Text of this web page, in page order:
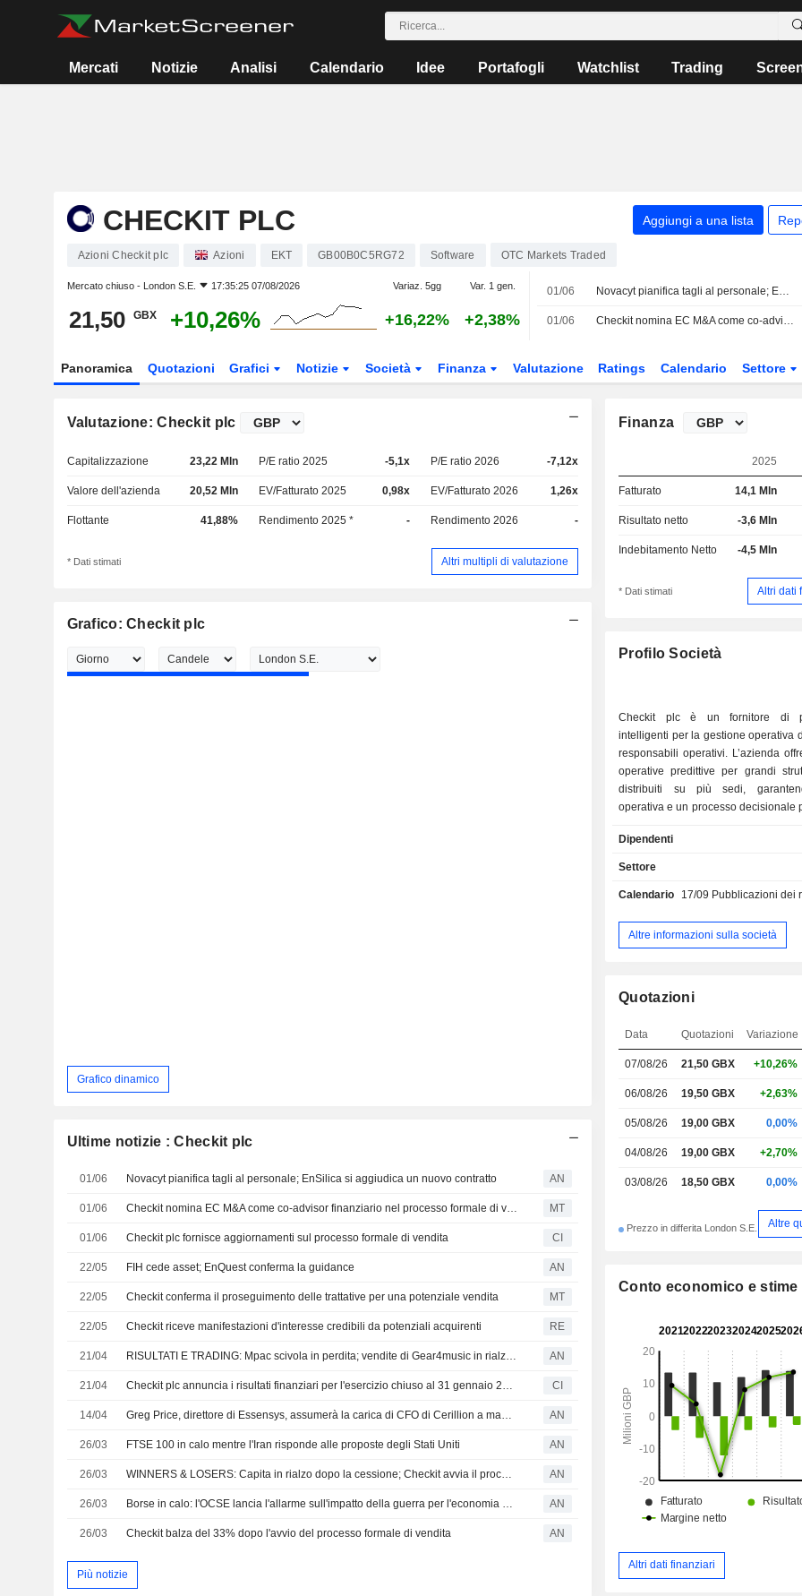
Mercati Notizie Analisi Calendario Idee Portafogli Watchlist Trading
CHECKIT PLC Aggiungi a una lista
Azioni Checkit plc Azioni EKT GB00B0C5RG72 Software OTC Markets Traded
Mercato chiuso - London S.E. 17:35:25 07/08/2026 Variaz. 5gg Var. 1 gen.
21,50 GBX +10,26% +16,22% +2,38%
01/06 Novacyt pianifica tagli al personale; EnSilica si aggiudica un nuovo contratto
01/06 Checkit nomina EC M&A come co-advisor finanziario nel processo formale di vendita
Panoramica Quotazioni Grafici Notizie Società Finanza Valutazione Ratings Calendario Settore
Valutazione: Checkit plc
Capitalizzazione 23,22 Mln P/E ratio 2025 -5,1x P/E ratio 2026 -7,12x
Valore dell'azienda 20,52 Mln EV/Fatturato 2025 0,98x EV/Fatturato 2026 1,26x
Flottante 41,88% Rendimento 2025 * - Rendimento 2026 -
* Dati stimati Altri multipli di valutazione
Grafico: Checkit plc
Grafico dinamico
Ultime notizie : Checkit plc
01/06 Novacyt pianifica tagli al personale; EnSilica si aggiudica un nuovo contratto AN
01/06 Checkit nomina EC M&A come co-advisor finanziario nel processo formale di vendita MT
01/06 Checkit plc fornisce aggiornamenti sul processo formale di vendita CI
22/05 FIH cede asset; EnQuest conferma la guidance AN
22/05 Checkit conferma il proseguimento delle trattative per una potenziale vendita MT
22/05 Checkit riceve manifestazioni d'interesse credibili da potenziali acquirenti RE
21/04 RISULTATI E TRADING: Mpac scivola in perdita; vendite di Gear4music in rialzo del 30% AN
21/04 Checkit plc annuncia i risultati finanziari per l'esercizio chiuso al 31 gennaio 2026 CI
14/04 Greg Price, direttore di Essensys, assumerà la carica di CFO di Cerillion a maggio AN
26/03 FTSE 100 in calo mentre l'Iran risponde alle proposte degli Stati Uniti AN
26/03 WINNERS & LOSERS: Capita in rialzo dopo la cessione; Checkit avvia il processo di vendita AN
26/03 Borse in calo: l'OCSE lancia l'allarme sull'impatto della guerra per l'economia britannica AN
26/03 Checkit balza del 33% dopo l'avvio del processo formale di vendita AN
Più notizie
Finanza
2025
Fatturato 14,1 Mln
Risultato netto -3,6 Mln
Indebitamento Netto -4,5 Mln
* Dati stimati Altri dati
Profilo Società
Checkit plc è un fornitore di
intelligenti per la gestione operativa
responsabili operativi. L’azienda
operative predittive per grandi
distribuiti su più sedi,
operativa e un processo decisionale
dimensioni, complesse e
attività principali comprendono la
lavoro, il monitoraggio
servizi basati sull’analisi
modello di business in abbonamento
soluzioni includono il monitoraggio
sicurezza alimentare. Le sue
applicano strumenti digitali e di
incorporare le risorse fisiche in un
di monitoraggio. Serve una vasta
settori, tra cui ospedali e
farmaceutico e altri.
Dipendenti
Settore
Calendario 17/09 Pubblicazioni dei
Altre informazioni sulla società
Quotazioni
Data Quotazioni Variazione
07/08/26 21,50 GBX +10,26%
06/08/26 19,50 GBX +2,63%
05/08/26 19,00 GBX 0,00%
04/08/26 19,00 GBX +2,70%
03/08/26 18,50 GBX 0,00%
Prezzo in differita London S.E. Altre
Conto economico e stime
Altri dati finanziari